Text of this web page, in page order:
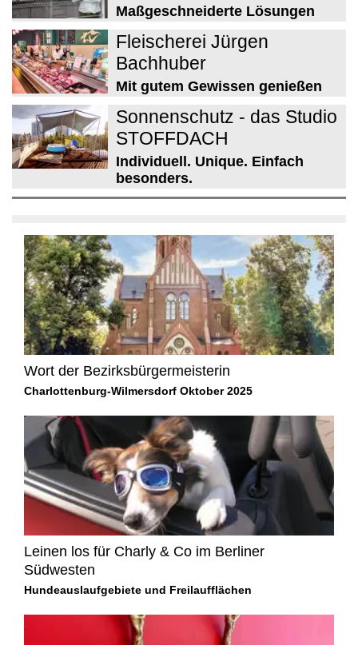
Maßgeschneiderte Lösungen
Fleischerei Jürgen
Bachhuber
Mit gutem Gewissen genießen
Sonnenschutz - das Studio
STOFFDACH
Individuell. Unique. Einfach
besonders.
Wort der Bezirksbürgermeisterin
Charlottenburg-Wilmersdorf Oktober 2025
Leinen los für Charly & Co im Berliner
Südwesten
Hundeauslaufgebiete und Freilaufflächen